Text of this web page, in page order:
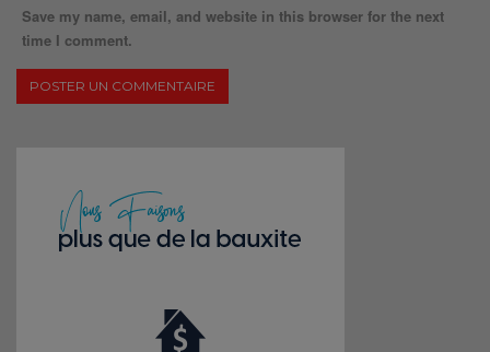
Save my name, email, and website in this browser for the next
time I comment.